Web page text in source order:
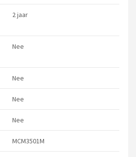
2 jaar
Nee
Nee
Nee
Nee
MCM3501M